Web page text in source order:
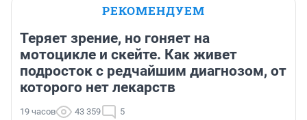
РЕКОМЕНДУЕМ
Теряет зрение, но гоняет на
мотоцикле и скейте. Как живет
подросток с редчайшим диагнозом, от
которого нет лекарств
19 часов 43 359 5